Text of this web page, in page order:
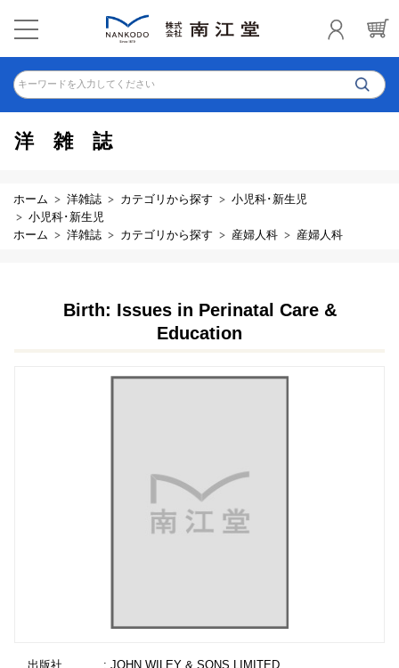
キーワードを入力してください
洋雑誌
ホーム 洋雑誌 カテゴリから探す
小児科･新生児
小児科･新生児
ホーム
洋雑誌 カテゴリから探す 産婦人科 産婦人科
Birth: Issues in Perinatal Care &
Education
出版社
: JOHN WILEY & SONS LIMITED